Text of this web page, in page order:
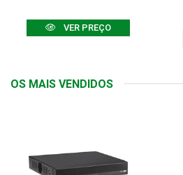
VER PREÇO
OS MAIS VENDIDOS